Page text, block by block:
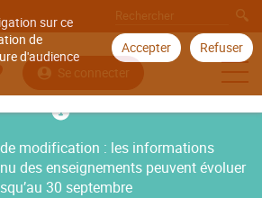
sur ce
de
d'audience
Accepter Refuser
Se connecter
modification : les informations
des enseignements peuvent évoluer
30 septembre